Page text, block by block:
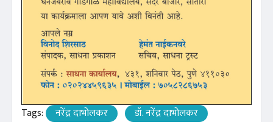
Tags: नरेंद्र दाभोलकर
डॉ. नरेंद्र दाभोलकर